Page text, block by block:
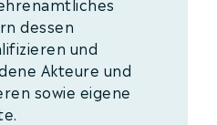
dessen
und
Akteure und
sowie eigene